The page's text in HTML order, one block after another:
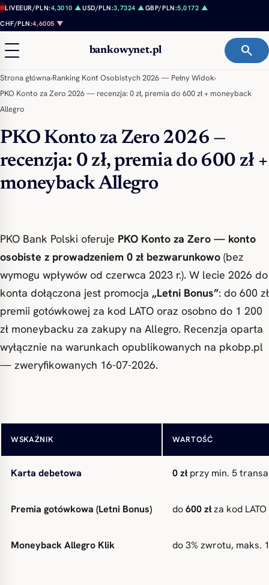
Przejdź do treści
LIVEEUR/PLN:4,3010 ▲USD/PLN:3,7324 ▲GBP/PLN:5,0172 ▲
CHF/PLN:4,6005 ▼
bankowynet.pl search
Strona główna›Ranking Kont Osobistych 2026 — Pełny Widok›
PKO Konto za Zero 2026 — recenzja: 0 zł, premia do 600 zł + moneyback
Allegro
PKO Konto za Zero 2026 —
recenzja: 0 zł, premia do 600 zł +
moneyback Allegro
PKO Bank Polski oferuje PKO Konto za Zero — konto
osobiste z prowadzeniem 0 zł bezwarunkowo (bez
wymogu wpływów od czerwca 2023 r.). W lecie 2026 do
konta dołączona jest promocja „Letni Bonus”: do 600 zł
premii gotówkowej za kod LATO oraz osobno do 1 200
zł moneybacku za zakupy na Allegro. Recenzja oparta
wyłącznie na warunkach opublikowanych na pkobp.pl
— zweryfikowanych 16-07-2026.
WSKAŹNIK WARTOŚĆ
Opłata za prowadzenie 0 złbezwarunkowo
Karta debetowa 0 zł przy min. 5
Premia gotówkowa (Letni Bonus) do600 złza kod
Moneyback Allegro Klik do 3% zwrotu, maks.